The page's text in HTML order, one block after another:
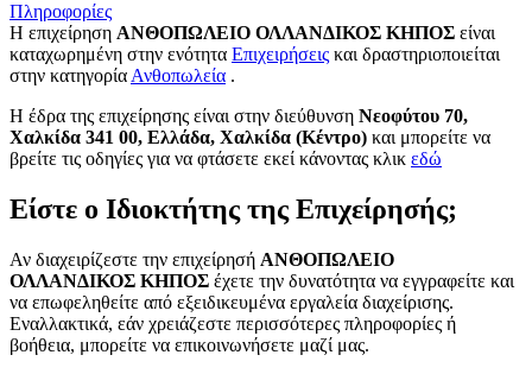
Πληροφορίες
Η επιχείρηση ΑΝΘΟΠΩΛΕΙΟ ΟΛΛΑΝΔΙΚΟΣ ΚΗΠΟΣ είναι
καταχωρημένη στην ενότητα Επιχειρήσεις και δραστηριοποιείται
στην κατηγορίαΑνθοπωλεία .
H έδρα της επιχείρησης είναι στην διεύθυνση Νεοφύτου 70,
Χαλκίδα 341 00, Ελλάδα, Χαλκίδα (Κέντρο) και μπορείτε να
βρείτε τις οδηγίες για να φτάσετε εκεί κάνοντας κλικ εδώ
Είστε ο Ιδιοκτήτης της Επιχείρησής;
Αν διαχειρίζεστε την επιχείρησή ΑΝΘΟΠΩΛΕΙΟ
ΟΛΛΑΝΔΙΚΟΣ ΚΗΠΟΣ έχετε την δυνατότητα να εγγραφείτε και
να επωφεληθείτε από εξειδικευμένα εργαλεία διαχείρισης.
Εναλλακτικά, εάν χρειάζεστε περισσότερες πληροφορίες ή
βοήθεια, μπορείτε να επικοινωνήσετε μαζί μας.